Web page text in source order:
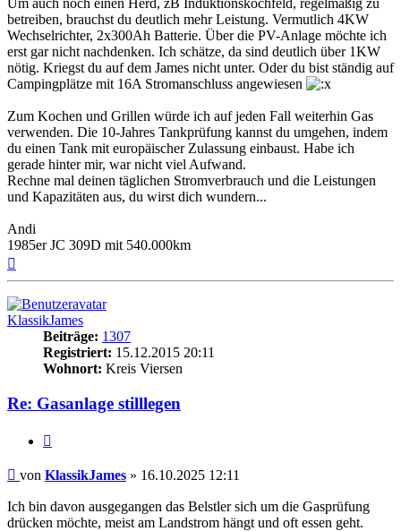
Um auch noch einen Herd, zB Induktionskochfeld, regelmäßig zu
betreiben, brauchst du deutlich mehr Leistung. Vermutlich 4KW
Wechselrichter, 2x300Ah Batterie. Über die PV-Anlage möchte ich
erst gar nicht nachdenken. Ich schätze, da sind deutlich über 1KW
nötig. Kriegst du auf dem James nicht unter. Oder du bist ständig auf
Campingplätze mit 16A Stromanschluss angewiesen
Zum Kochen und Grillen würde ich auf jeden Fall weiterhin Gas
verwenden. Die 10-Jahres Tankprüfung kannst du umgehen, indem
du einen Tank mit europäischer Zulassung einbaust. Habe ich
gerade hinter mir, war nicht viel Aufwand.
Rechne mal deinen täglichen Stromverbrauch und die Leistungen
und Kapazitäten aus, du wirst dich wundern...
Andi
1985er JC 309D mit 540.000km
KlassikJames
Beiträge: 1307
Registriert: 15.12.2015 20:11
Wohnort: Kreis Viersen
Re: Gasanlage stilllegen
Beitrag
von KlassikJames » 16.10.2025 12:11
Ich bin davon ausgegangen das Belstler sich um die Gasprüfung
drücken möchte, meist am Landstrom hängt und oft essen geht.